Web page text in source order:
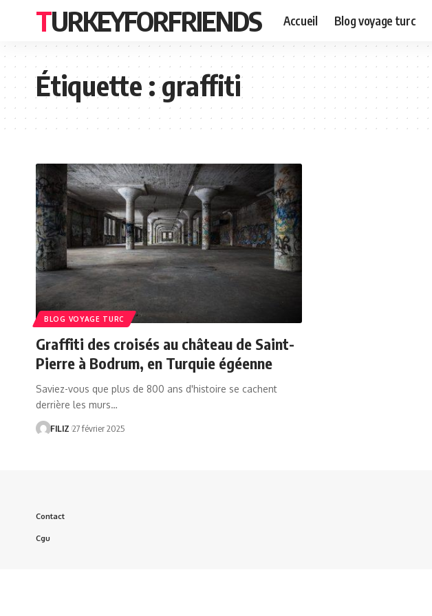
TURKEYFORFRIENDS Accueil Blog voyage turc
Étiquette :graffiti
BLOG VOYAGE TURC
Graffiti des croisés au château de Saint-
Pierre à Bodrum, en Turquie égéenne
Saviez-vous que plus de 800 ans d'histoire se cachent
derrière les murs…
FILIZ 27 février 2025
Contact
Cgu